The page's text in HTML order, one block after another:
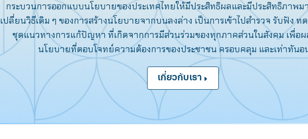
กระบวนการออกแบบนโยบายของประเทศไทยให้มีประสิทธิผลและมีประสิทธิภาพ
เปลี่ยนวิธีเดิม ๆ ของการสร้างนโยบายจากบนลงล่าง เป็นการเข้าไปสํารวจ รับฟัง
ชุดแนวทางการแก้ปัญหา ที่เกิดจากการมีส่วนร่วมของทุกภาคส่วนในสังคม เพื่อ
นโยบายที่ตอบโจทย์ความต้องการของประชาชน ครอบคลุม และเท่าทันอ
เกี่ยวกับเรา